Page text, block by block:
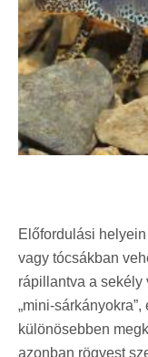
Előfordulási
vagy tócsákban
rápillantva a sekély
„mini-
különösebben
azonban rögvest